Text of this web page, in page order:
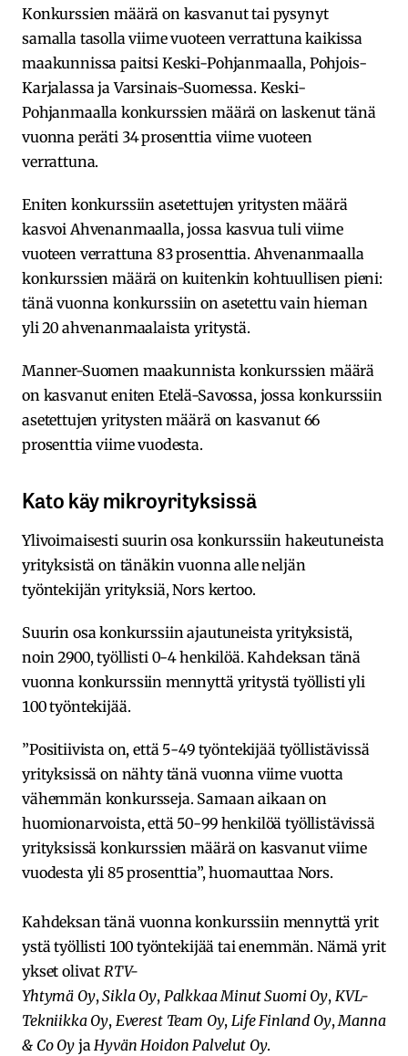
Konkurssien määrä on kasvanut tai pysynyt
samalla tasolla viime vuoteen verrattuna kaikissa
maakunnissa paitsi Keski-Pohjanmaalla, Pohjois-
Karjalassa ja Varsinais-Suomessa. Keski-
Pohjanmaalla konkurssien määrä on laskenut tänä
vuonna peräti 34 prosenttia viime vuoteen
verrattuna.
Eniten konkurssiin asetettujen yritysten määrä
kasvoi Ahvenanmaalla, jossa kasvua tuli viime
vuoteen verrattuna 83 prosenttia. Ahvenanmaalla
konkurssien määrä on kuitenkin kohtuullisen pieni:
tänä vuonna konkurssiin on asetettu vain hieman
yli 20 ahvenanmaalaista yritystä.
Manner-Suomen maakunnista konkurssien määrä
on kasvanut eniten Etelä-Savossa, jossa konkurssiin
asetettujen yritysten määrä on kasvanut 66
prosenttia viime vuodesta.
Kato käy mikroyrityksissä
Ylivoimaisesti suurin osa konkurssiin hakeutuneista
yrityksistä on tänäkin vuonna alle neljän
työntekijän yrityksiä, Nors kertoo.
Suurin osa konkurssiin ajautuneista yrityksistä,
noin 2900, työllisti 0-4 henkilöä. Kahdeksan tänä
vuonna konkurssiin mennyttä yritystä työllisti yli
100 työntekijää.
”Positiivista on, että 5-49 työntekijää työllistävissä
yrityksissä on nähty tänä vuonna viime vuotta
vähemmän konkursseja. Samaan aikaan on
huomionarvoista, että 50-99 henkilöä työllistävissä
yrityksissä konkurssien määrä on kasvanut viime
vuodesta yli 85 prosenttia”, huomauttaa Nors.
Kahdeksan tänä vuonna konkurssiin mennyttä yrit
ystä työllisti 100 työntekijää tai enemmän. Nämä yrit
ykset olivat RTV-
Yhtymä Oy,Sikla Oy, Palkkaa Minut Suomi Oy, KVL-
Tekniikka Oy, Everest Team Oy, Life Finland Oy, Manna
& Co Oyja Hyvän Hoidon Palvelut Oy.